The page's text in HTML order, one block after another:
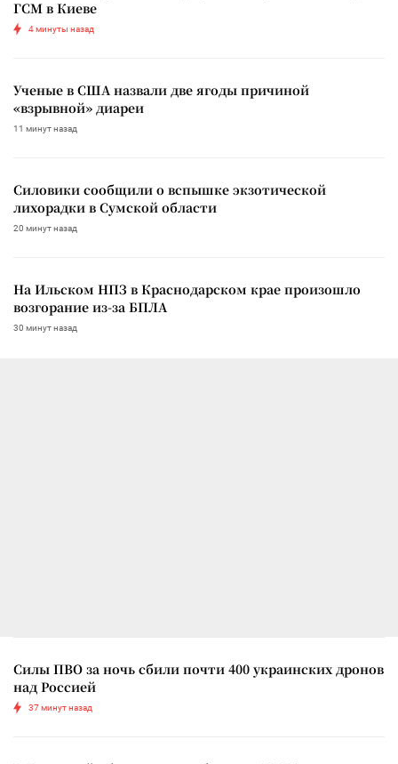
ГСМ в Киеве
4 минуты назад
Ученые в США назвали две ягоды причиной
«взрывной» диареи
11 минут назад
Силовики сообщили о вспышке экзотической
лихорадки в Сумской области
20 минут назад
На Ильском НПЗ в Краснодарском крае произошло
возгорание из-за БПЛА
30 минут назад
Силы ПВО за ночь сбили почти 400 украинских дронов
над Россией
37 минут назад